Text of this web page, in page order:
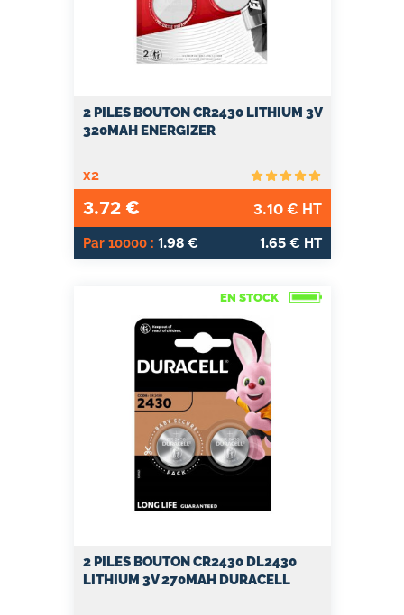
2 PILES BOUTON CR2430 LITHIUM 3V
320MAH ENERGIZER
x2
3.72€ 3.10€ HT
Par 10000 : 1.98€ 1.65€ HT
EN STOCK
2 PILES BOUTON CR2430 DL2430
LITHIUM 3V 270MAH DURACELL